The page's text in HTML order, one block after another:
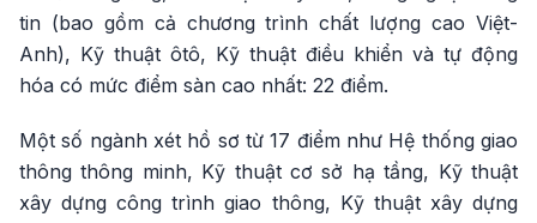
tin (bao gồm cả chương trình chất lượng cao Việt-
Anh), Kỹ thuật ôtô, Kỹ thuật điều khiển và tự động
hóa có mức điểm sàn cao nhất: 22 điểm.
Một số ngành xét hồ sơ từ 17 điểm như Hệ thống giao
thông thông minh, Kỹ thuật cơ sở hạ tầng, Kỹ thuật
xây dựng công trình giao thông, Kỹ thuật xây dựng